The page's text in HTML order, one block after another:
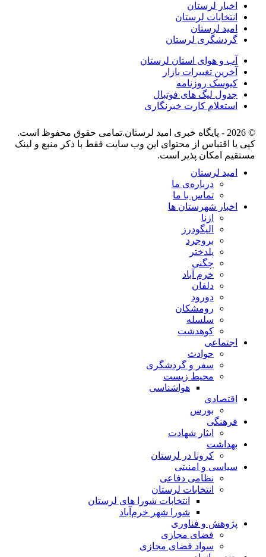
اخبار لرستان
انتخابات لرستان
امید لرستان
گردشگری لرستان
آب و هوای استان لرستان
آخرین تغییرات بازار
کیوسک روزنامه
جدول لیگ های فوتبال
استعلام کارت خبرنگاری
© 2026 - پایگاه خبری اميد لرستان.تمامی حقوق محفوظ است.
کپی یا اقتباس از محتوای این وب سایت فقط با ذکر منبع و لینک
مستقیم امکان پذیر است.
امید لرستان
درباره‌ی ما
تماس با ما
اخبار شهرستان ها
ازنا
الیگودرز
بروجرد
پلدختر
چگنی
خرم آباد
دلفان
دورود
رومشکان
سلسله
کوهدشت
اجتماعی
حوادث
سفر و گردشگری
محیط زیست
هواشناسی
اقتصادی
بورس
فرهنگی
ایثار شهادت
بهداشت
کرونا در لرستان
سیاسی و امنیتی
نظامی دفاعی
انتخابات لرستان
انتخابات شورا های لرستان
شورا شهر خرم‌آباد
پژوهش و فناوری
فضای مجازی
سواد فضای مجازی